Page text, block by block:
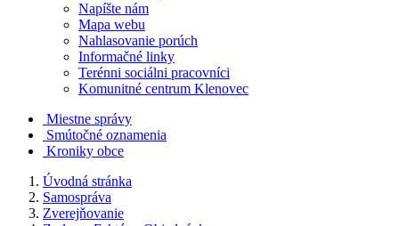
Napíšte nám
Mapa webu
Nahlasovanie porúch
Informačné linky
Terénni sociálni pracovníci
Komunitné centrum Klenovec
Miestne správy
Smútočné oznamenia
Kroniky obce
Úvodná stránka
Samospráva
Zverejňovanie